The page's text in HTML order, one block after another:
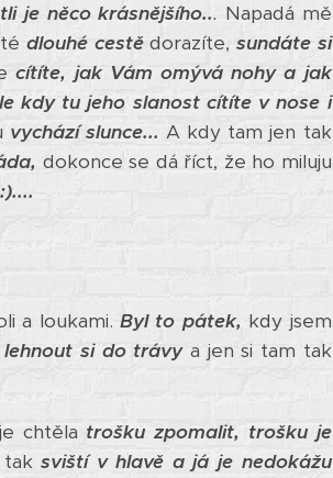
je něco krásnějšího... Napadá mě
dlouhé cestědorazíte, sundáte si
cítíte, jak Vám omývá nohy a jak
kdy tu jeho slanost cítíte v nose i
vychází slunce... A kdy tam jen tak
dokonce se dá říct, že ho miluju
a loukami. Byl to pátek, kdy jsem
si do trávy a jen si tam tak
chtěla trošku zpomalit, trošku je
taksviští v hlavě a já je nedokážu